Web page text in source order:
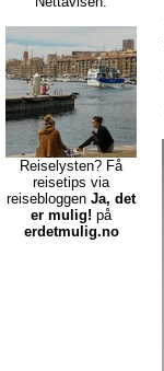
Reiselysten? Få
reisetips via
reisebloggen Ja, det
er mulig! på
erdetmulig.no